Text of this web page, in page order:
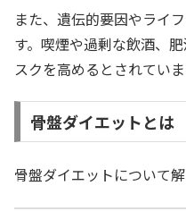
また、遺伝的要因やライ
す。喫煙や過剰な飲酒、
スクを高めるとされていま
骨盤ダイエットとは
骨盤ダイエットについて解